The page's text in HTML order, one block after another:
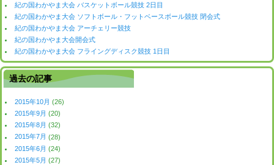
紀の国わかやま大会 バスケットボール競技 2日目
紀の国わかやま大会 ソフトボール・フットベースボール競技 閉会式
紀の国わかやま大会 アーチェリー競技
紀の国わかやま大会開会式
紀の国わかやま大会 フライングディスク競技 1日目
過去の記事
2015年10月 (26)
2015年9月 (20)
2015年8月 (32)
2015年7月 (28)
2015年6月 (24)
2015年5月 (27)